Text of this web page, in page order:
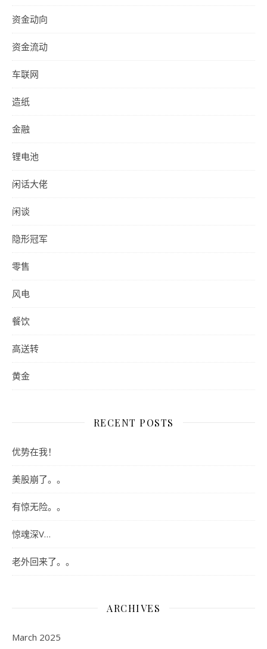
资金动向
资金流动
车联网
造纸
金融
锂电池
闲话大佬
闲谈
隐形冠军
零售
风电
餐饮
高送转
黄金
RECENT POSTS
优势在我！
美股崩了。。
有惊无险。。
惊魂深V…
老外回来了。。
ARCHIVES
March 2025